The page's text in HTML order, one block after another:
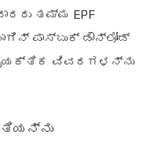
ತಮ್ಮ EPF
ಪಾಸ್‌ಬುಕ್ ಡೌನ್‌ಲೋಡ್
ವಿವರಗಳನ್ನು